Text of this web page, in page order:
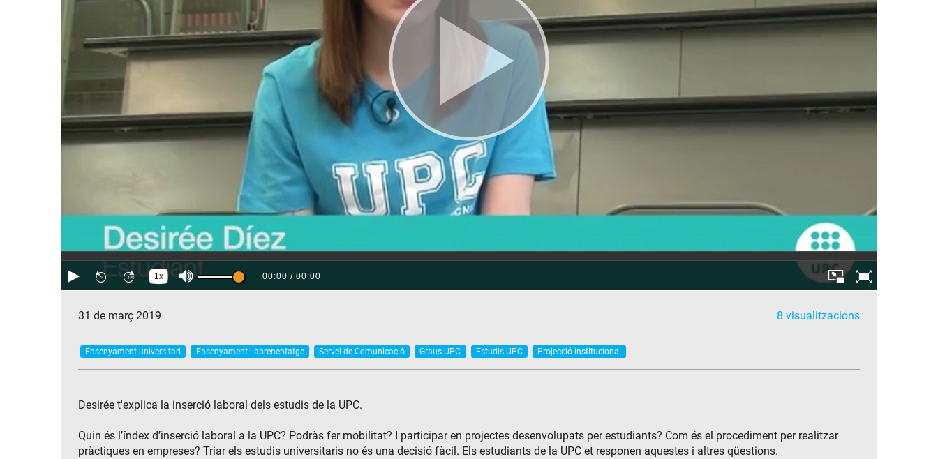
31 de març 2019 8 visualitzacions
Ensenyament universitari Ensenyament i aprenentatge Servei de Comunicació Graus UPC Estudis UPC Projecció institucional
Desirée t'explica la inserció laboral dels estudis de la UPC.
Quin és l’índex d’inserció laboral a la UPC? Podràs fer mobilitat? I participar en projectes desenvolupats per estudiants? Com és el procediment per realitzar
pràctiques en empreses? Triar els estudis universitaris no és una decisió fàcil. Els estudiants de la UPC et responen aquestes i altres qüestions.